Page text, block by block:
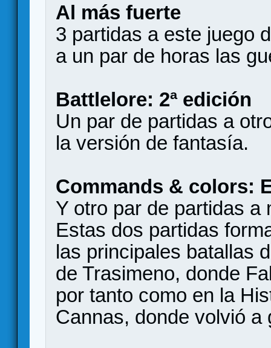
Al más fuerte
3 partidas a este juego
a un par de horas las
Battlelore: 2ª edición
Un par de partidas a
la versión de fantasía.
Commands & colors:
Y otro par de partidas a
Estas dos partidas
las principales batallas
de Trasimeno, donde
por tanto como en la
Cannas, donde volvió a